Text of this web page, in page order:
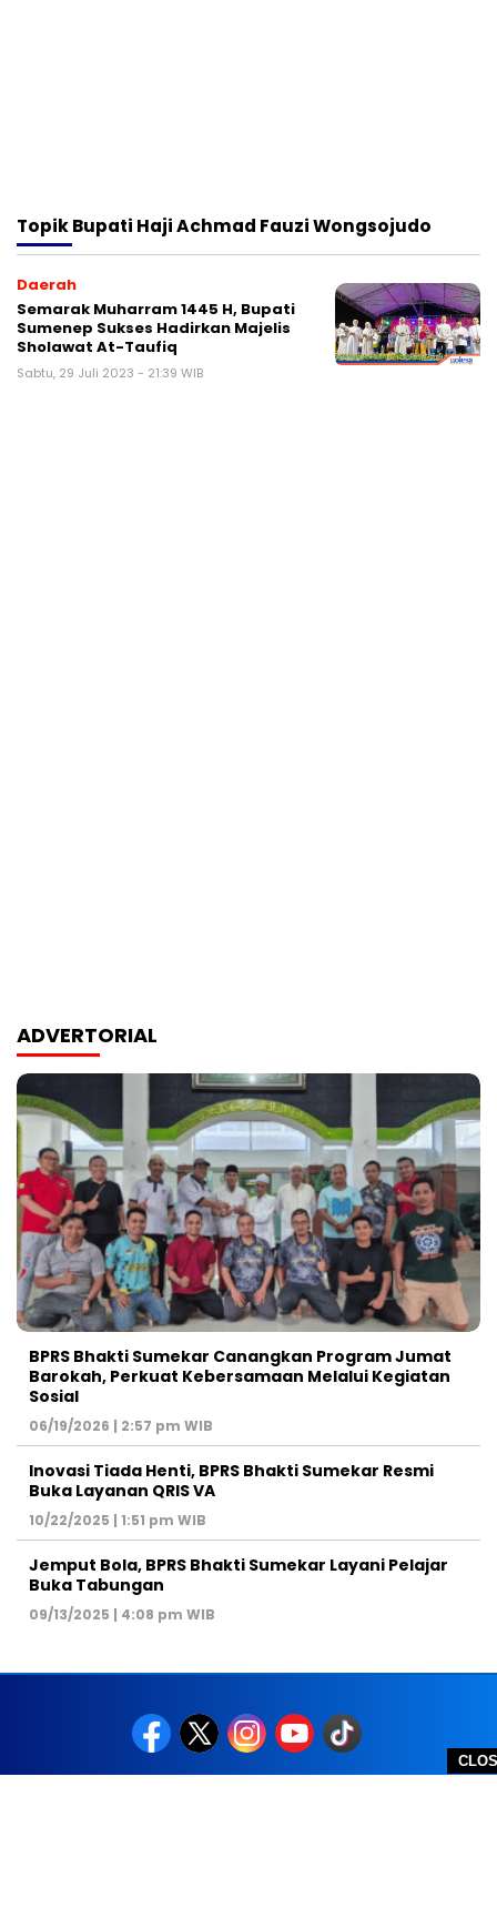
TopikBupati Haji Achmad Fauzi Wongsojudo
Daerah
Semarak Muharram 1445 H, Bupati
Sumenep Sukses Hadirkan Majelis
Sholawat At-Taufiq
Sabtu, 29 Juli 2023 - 21:39 WIB
ADVERTORIAL
BPRS Bhakti Sumekar Canangkan Program Jumat
Barokah, Perkuat Kebersamaan Melalui Kegiatan
Sosial
06/19/2026 | 2:57 pm WIB
Inovasi Tiada Henti, BPRS Bhakti Sumekar Resmi
Buka Layanan QRIS VA
10/22/2025 | 1:51 pm WIB
Jemput Bola, BPRS Bhakti Sumekar Layani Pelajar
Buka Tabungan
09/13/2025 | 4:08 pm WIB